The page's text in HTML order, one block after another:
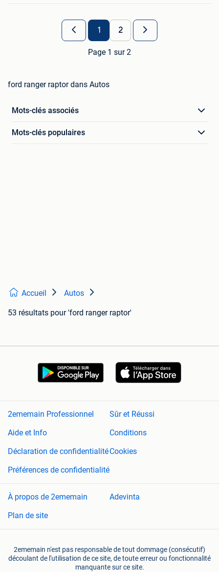
1 2
Page 1 sur 2
ford ranger raptor dans Autos
Mots-clés associés
Mots-clés populaires
Accueil Autos
53 résultats pour 'ford ranger raptor'
2ememain Professionnel
Sûr et Réussi
Aide et Info
Conditions
Déclaration de confidentialitéCookies
Préférences de confidentialité
À propos de 2ememain
Adevinta
Plan de site
2ememain n'est pas responsable de tout dommage (consécutif)
découlant de l'utilisation de ce site, de toute erreur ou fonctionnalité
manquante sur ce site.